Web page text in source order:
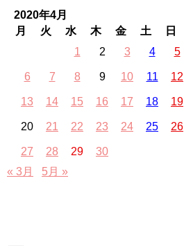
2020年4月
月
火 水 木 金 土
日
1
2 3 4 5
6 7 8 9 10 11 12
13 14 15 16 17 18 19
20 21 22 23 24 25 26
27 28 29
30
« 3月
5月 »